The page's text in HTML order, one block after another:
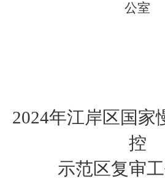
公室
2024年江岸区国家
控
示范区复审